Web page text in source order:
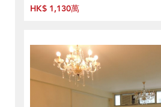
HK$ 1,130萬